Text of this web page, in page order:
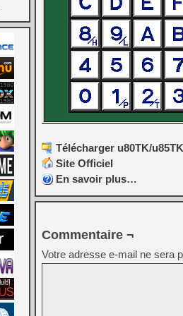
Télécharger u80TK/
Site Officiel
En savoir plus…
Commentaire ¬
Votre adresse e-mail ne sera